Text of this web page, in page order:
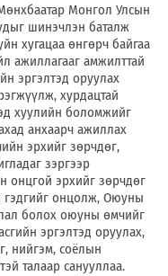
Монгол Улсын
шинэчлэн баталж
хугацаа өнгөрч байгаа
ажиллагааг амжилттай
эргэлтэд оруулах
хурдацтай
хуулийн боломжийг
анхаарч ажиллах
эрхийг зөрчдөг,
зэргээр
онцгой эрхийг зөрчдөг
гэдгийг онцолж, Оюуны
болох оюуны өмчийг
эргэлтэд оруулах,
нийгэм, соёлын
талаар санууллаа.